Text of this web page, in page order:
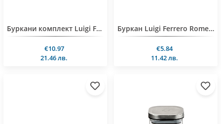
Буркани комплект Luigi Ferrero Rome FR-8270 700ml 2 броя
€10.97
21.46 лв.
Буркан Luigi Ferrero Rome FR-8570 700ml
€5.84
11.42 лв.